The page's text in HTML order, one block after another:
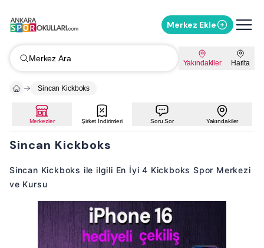
Merkez Ekle
Merkez Ara Yakındakiler Harita
Sincan Kickboks
Merkezler Şirket İndirimleri Soru Sor Yakındakiler
Sincan Kickboks
Sincan Kickboks ile ilgili En İyi 4 Kickboks Spor Merkezi
ve Kursu